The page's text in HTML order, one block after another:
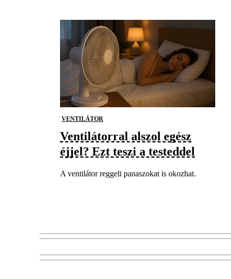
VENTILÁTOR
Ventilátorral alszol egész
éjjel? Ezt teszi a testeddel
A ventilátor reggeli panaszokat is okozhat.